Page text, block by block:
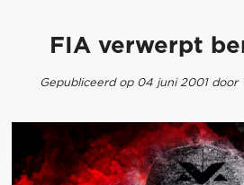
FIA verwerpt
Gepubliceerd op 04 juni 2001 door